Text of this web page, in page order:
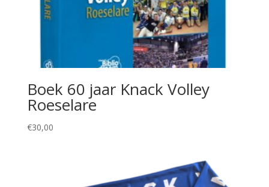
Boek 60 jaar Knack Volley
Roeselare
€30,00